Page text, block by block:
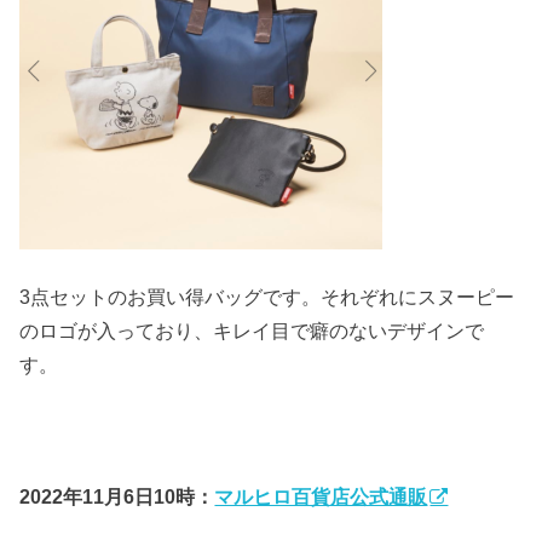
3点セットのお買い得バッグです。それぞれにスヌーピー
のロゴが入っており、キレイ目で癖のないデザインで
す。
2022年11月6日10時： マルヒロ百貨店公式通販